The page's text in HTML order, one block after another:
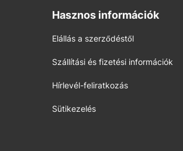
Hasznos információk
Elállás a szerződéstől
Szállítási és fizetési információk
Hírlevél-feliratkozás
Sütikezelés